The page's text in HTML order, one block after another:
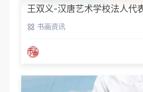
王双义-汉唐艺术学校法人代
书画资讯